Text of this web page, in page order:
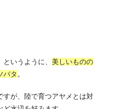
いうように、 美しいものの
バタ 。
すが、陸で育つアヤメとは対